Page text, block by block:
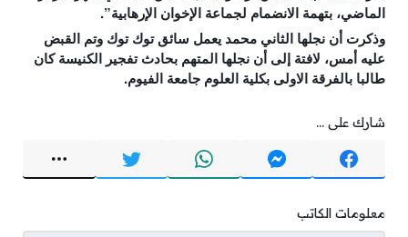
الماضي، بتهمة الانضمام لجماعة الإخوان الإرهابية”.
وذكرت أن نجلها الثاني محمد يعمل سائق توك توك وتم القبض
عليه أمس، لافتة إلى أن نجلها المتهم بحادث تفجير الكنيسة كان
طالبا بالفرقة الاولى بكلية العلوم جامعة الفيوم.
شارك على ...
معلومات الكاتب